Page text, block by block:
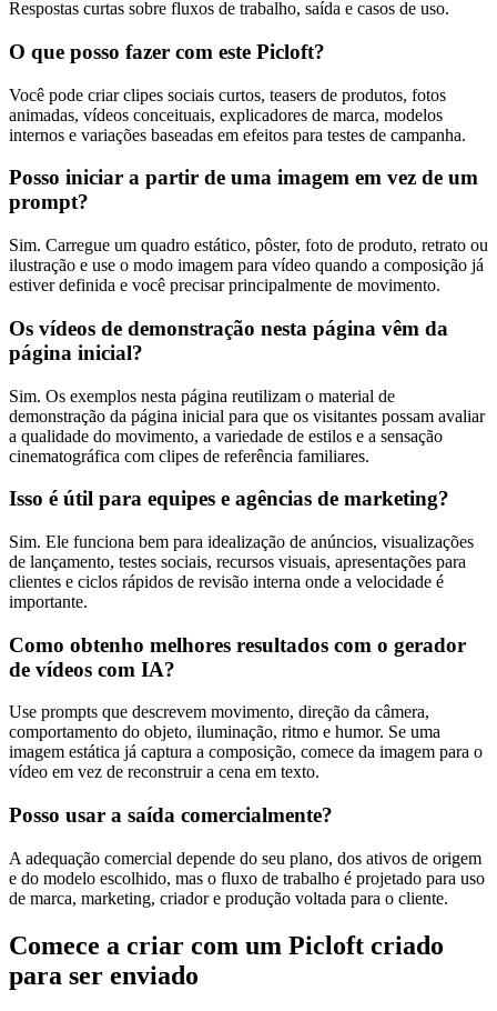
Respostas curtas sobre fluxos de trabalho, saída e casos de uso.
O que posso fazer com este Picloft?
Você pode criar clipes sociais curtos, teasers de produtos, fotos
animadas, vídeos conceituais, explicadores de marca, modelos
internos e variações baseadas em efeitos para testes de campanha.
Posso iniciar a partir de uma imagem em vez de um
prompt?
Sim. Carregue um quadro estático, pôster, foto de produto, retrato ou
ilustração e use o modo imagem para vídeo quando a composição já
estiver definida e você precisar principalmente de movimento.
Os vídeos de demonstração nesta página vêm da
página inicial?
Sim. Os exemplos nesta página reutilizam o material de
demonstração da página inicial para que os visitantes possam avaliar
a qualidade do movimento, a variedade de estilos e a sensação
cinematográfica com clipes de referência familiares.
Isso é útil para equipes e agências de marketing?
Sim. Ele funciona bem para idealização de anúncios, visualizações
de lançamento, testes sociais, recursos visuais, apresentações para
clientes e ciclos rápidos de revisão interna onde a velocidade é
importante.
Como obtenho melhores resultados com o gerador
de vídeos com IA?
Use prompts que descrevem movimento, direção da câmera,
comportamento do objeto, iluminação, ritmo e humor. Se uma
imagem estática já captura a composição, comece da imagem para o
vídeo em vez de reconstruir a cena em texto.
Posso usar a saída comercialmente?
A adequação comercial depende do seu plano, dos ativos de origem
e do modelo escolhido, mas o fluxo de trabalho é projetado para uso
de marca, marketing, criador e produção voltada para o cliente.
Comece a criar com um Picloft criado
para ser enviado